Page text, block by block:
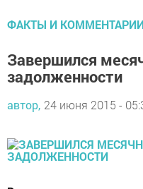
ФАКТЫ И
Завершился
задолженности
автор, 24 июня 2015 -